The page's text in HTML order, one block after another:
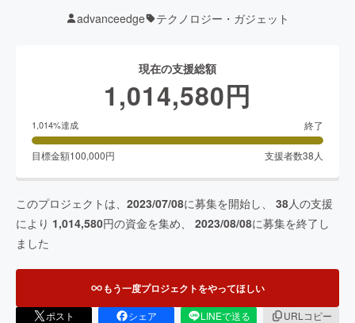
advanceedge テクノロジー・ガジェット
現在の支援総額
1,014,580円
1,014%達成 終了
目標金額100,000円 支援者数38 人
このプロジェクトは、 2023/07/08に募集を開始し、 38人の支援
により 1,014,580円の資金を集め、 2023/08/08に募集を終了し
ました
もう一度プロジェクトをやってほしい
ポスト シェア LINEで送る
URLコピー